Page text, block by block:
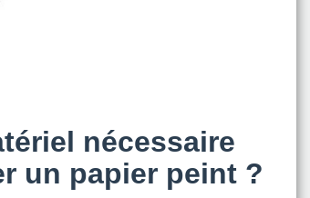
nécessaire
un papier peint ?